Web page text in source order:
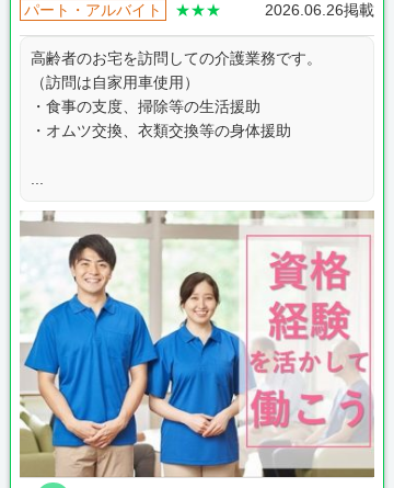
パート・アルバイト ★★★ 2026.06.26掲載
高齢者のお宅を訪問しての介護業務です。
（訪問は自家用車使用）
・食事の支度、掃除等の生活援助
・オムツ交換、衣類交換等の身体援助